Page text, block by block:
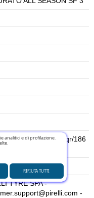
eprel.ec.europa.eu/qr/186
TYRE SPA -
-
analitici e di profilazione.
RIFIUTA TUTTI